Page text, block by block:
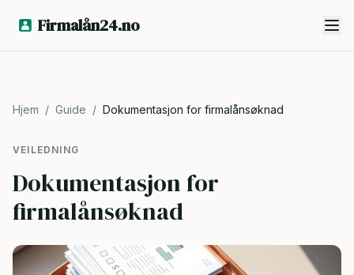
Firmalån24.no
Hjem / Guide / Dokumentasjon for firmalånsøknad
VEILEDNING
Dokumentasjon for
firmalånsøknad